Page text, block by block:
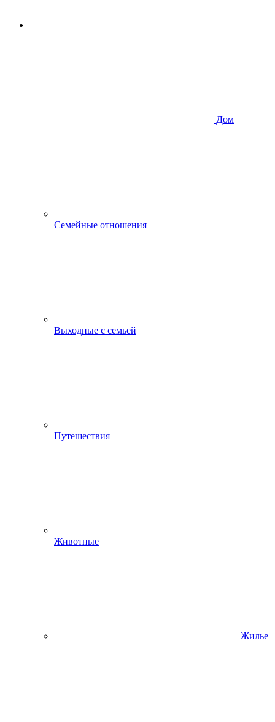
Дом
Семейные отношения
Выходные с семьей
Путешествия
Животные
Жилье